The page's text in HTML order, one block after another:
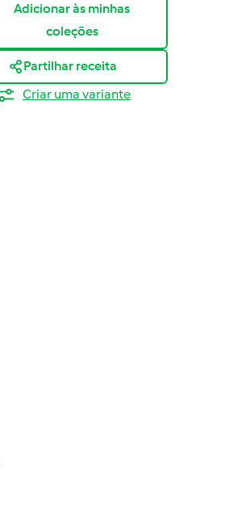
Adicionar às minhas
coleções
Partilhar receita
Criar uma variante